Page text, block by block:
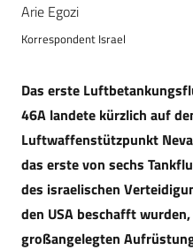
Arie Egozi
Korrespondent Israel
Das erste
46A landete kürzlich auf
Luftwaffenstützpunkt
das erste von sechs
des israelischen
den USA beschafft
großangelegten